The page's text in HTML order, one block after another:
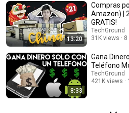
13:20
Compras
Amazon) |
GRATIS!
TechGround
31K views
8
8:33
Gana
Teléfono
TechGround
421K views